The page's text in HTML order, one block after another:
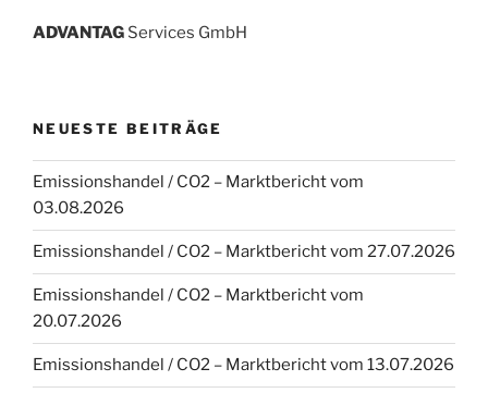
ADVANTAG Services GmbH
NEUESTE BEITRÄGE
Emissionshandel / CO2 – Marktbericht vom
03.08.2026
Emissionshandel / CO2 – Marktbericht vom 27.07.2026
Emissionshandel / CO2 – Marktbericht vom
20.07.2026
Emissionshandel / CO2 – Marktbericht vom 13.07.2026